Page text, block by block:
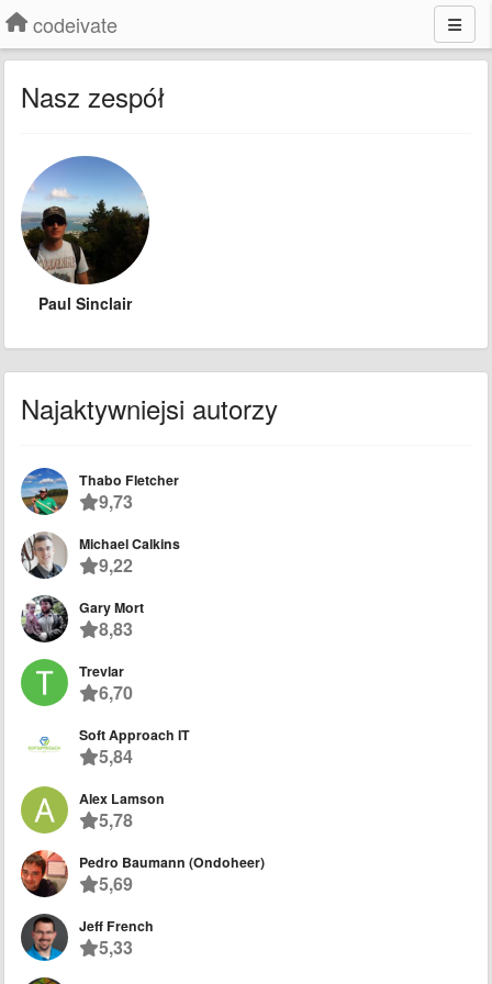
codeivate
Nasz zespół
Paul Sinclair
Najaktywniejsi autorzy
Thabo Fletcher
9,73
Michael Calkins
9,22
Gary Mort
8,83
Trevlar
6,70
Soft Approach IT
5,84
Alex Lamson
5,78
Pedro Baumann (Ondoheer)
5,69
Jeff French
5,33